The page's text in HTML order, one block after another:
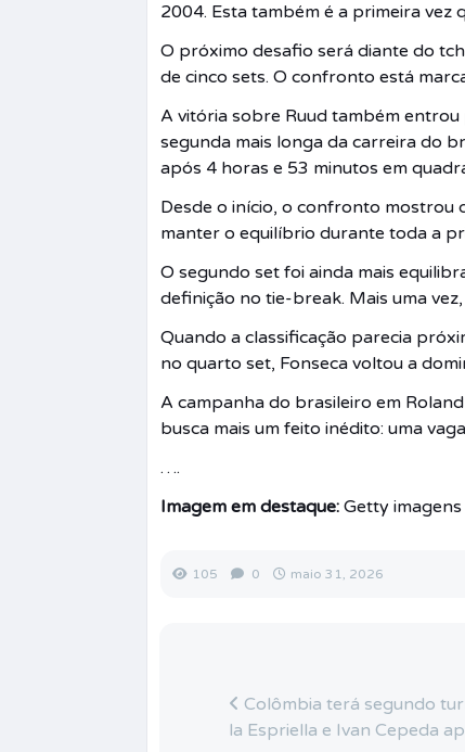
2004. Esta também é a primeira vez
O próximo desafio será diante do
de cinco sets. O confronto está
A vitória sobre Ruud também
segunda mais longa da carreira do
após 4 horas e 53 minutos em
Desde o início, o confronto mostrou
manter o equilíbrio durante toda a
O segundo set foi ainda mais
definição no tie-break. Mais uma
Quando a classificação parecia
no quarto set, Fonseca voltou a
A campanha do brasileiro em
busca mais um feito inédito: uma
….
Imagem em destaque: Getty imagens
105 0 maio 31, 2026
Colômbia terá segundo
la Espriella e Ivan Cepeda